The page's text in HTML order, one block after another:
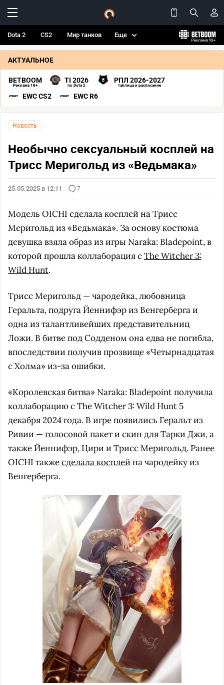
Dota 2 CS2 Мир танков Еще
АКТУАЛЬНОЕ
BETBOOM
Реклама 18+
TI 2026
по Dota 2
РПЛ 2026-2027
таблица и расписание
EWC CS2 EWC R6
Новость
Необычно сексуальный косплей на
Трисс Меригольд из «Ведьмака»
25.05.2025 в 12:11 7
Модель OICHI сделала косплей на Трисс
Меригольд из «Ведьмака». За основу костюма
девушка взяла образ из игры Naraka: Bladepoint, в
которой прошла коллаборация сThe Witcher 3:
Wild Hunt.
Трисс Меригольд — чародейка, любовница
Геральта, подруга Йеннифэр из Венгерберга и
одна из талантливейших представительниц
Ложи. В битве под Содденом она едва не погибла,
впоследствии получив прозвище «Четырнадцатая
с Холма» из-за ошибки.
«Королевская битва» Naraka: Bladepoint получила
коллаборацию с The Witcher 3: Wild Hunt 5
декабря 2024 года. В игре появились Геральт из
Ривии — голосовой пакет и скин для Тарки Джи, а
также Йеннифэр, Цири и Трисс Меригольд. Ранее
OICHI такжесделала косплей на чародейку из
Венгерберга.